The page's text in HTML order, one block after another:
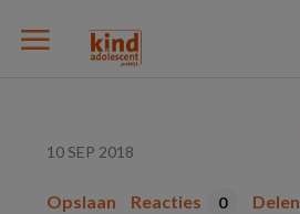
10 SEP 2018
Opslaan Reacties 0 Delen